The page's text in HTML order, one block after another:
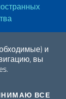
и
вы
ВСЕI
di accessiblità